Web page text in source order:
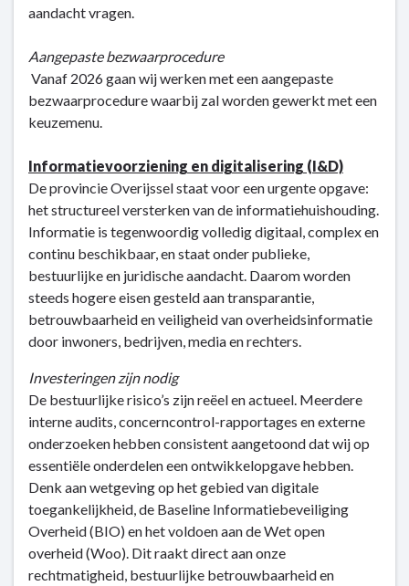
aandacht vragen.
Aangepaste bezwaarprocedure
Vanaf 2026 gaan wij werken met een aangepaste
bezwaarprocedure waarbij zal worden gewerkt met een
keuzemenu.
Informatievoorziening en digitalisering (I&D)
De provincie Overijssel staat voor een urgente opgave:
het structureel versterken van de informatiehuishouding.
Informatie is tegenwoordig volledig digitaal, complex en
continu beschikbaar, en staat onder publieke,
bestuurlijke en juridische aandacht. Daarom worden
steeds hogere eisen gesteld aan transparantie,
betrouwbaarheid en veiligheid van overheidsinformatie
door inwoners, bedrijven, media en rechters.
Investeringen zijn nodig
De bestuurlijke risico’s zijn reëel en actueel. Meerdere
interne audits, concerncontrol-rapportages en externe
onderzoeken hebben consistent aangetoond dat wij op
essentiële onderdelen een ontwikkelopgave hebben.
Denk aan wetgeving op het gebied van digitale
toegankelijkheid, de Baseline Informatiebeveiliging
Overheid (BIO) en het voldoen aan de Wet open
overheid (Woo). Dit raakt direct aan onze
rechtmatigheid, bestuurlijke betrouwbaarheid en